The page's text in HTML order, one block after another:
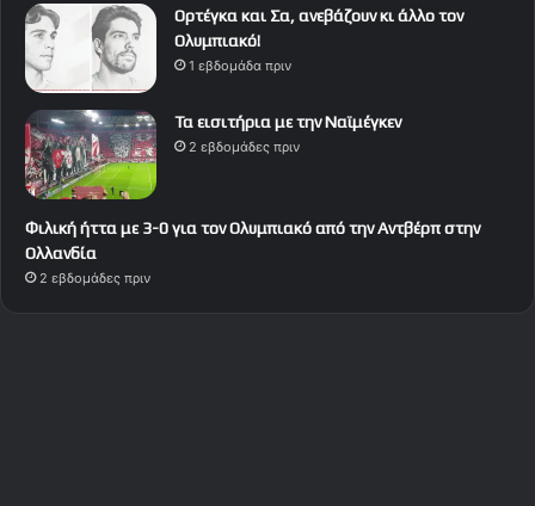
Ορτέγκα και Σα, ανεβάζουν κι άλλο τον
Ολυμπιακό!
1 εβδομάδα πριν
Τα εισιτήρια με την Ναϊμέγκεν
2 εβδομάδες πριν
Φιλική ήττα με 3-0 για τον Ολυμπιακό από την Αντβέρπ στην
Ολλανδία
2 εβδομάδες πριν